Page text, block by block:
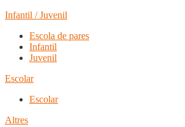
Infantil / Juvenil
Escola de pares
Infantil
Juvenil
Escolar
Escolar
Altres